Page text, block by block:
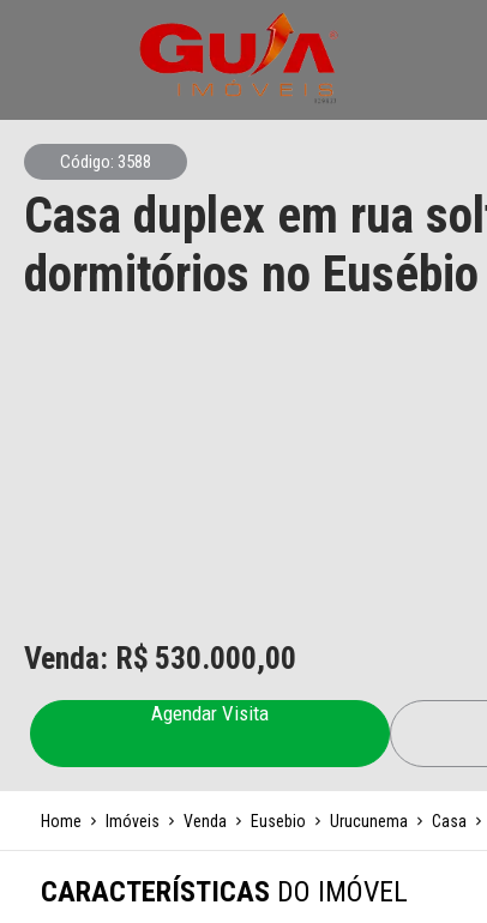
Código: 3588
Casa duplex em rua
dormitórios no Eusébio
Venda: R$ 530.000,00
Agendar Visita
Home Imóveis Venda Eusebio Urucunema Casa
CARACTERÍSTICAS DO IMÓVEL